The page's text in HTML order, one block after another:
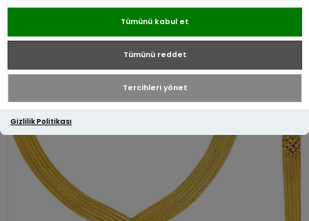
Tümünü kabul et
Tümünü reddet
Tercihleri yönet
Gizlilik Politikası